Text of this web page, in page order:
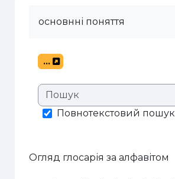
основнні поняття
...
Експорт записів
Повнотекстовий пошук
Огляд глосарія за алфавітом